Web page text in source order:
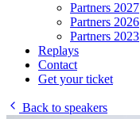
Partners 2027
Partners 2026
Partners 2023
Replays
Contact
Get your ticket
Back to speakers